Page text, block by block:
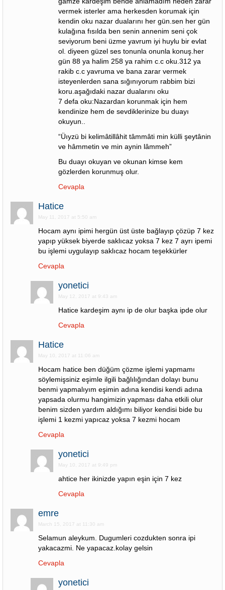
vermek isterler ama herkesden korumak için
kendin oku nazar dualarını her gün.sen her gün
kulağına fısılda ben senin annenim seni çok
seviyorum beni üzme yavrum iyi huylu bir evlat
ol. diyeen güzel ses tonunla onunla konuş.her
gün 88 ya halim 258 ya rahim c.c oku.312 ya
rakib c.c yavruma ve bana zarar vermek
isteyenlerden sana sığınıyorum rabbim bizi
koru.aşağıdaki nazar dualarını oku
7 defa oku:Nazardan korunmak için hem
kendinize hem de sevdiklerinize bu duayı
okuyun..
“Üıyzü bi kelimâtillâhit tâmmâti min külli şeytânin
ve hâmmetin ve min aynin lâmmeh”
Bu duayı okuyan ve okunan kimse kem
gözlerden korunmuş olur.
Cevapla
Hatice
May 11, 2017 at 5:50 am
Hocam aynı ipimi hergün üst üste bağlayıp çözüp 7 kez
yapıp yüksek biyerde saklıcaz yoksa 7 kez 7 ayrı ipemi
bu işlemi uygulayıp saklıcaz hocam teşekkürler
Cevapla
yonetici
May 12, 2017 at 9:43 am
Hatice kardeşim aynı ip de olur başka ipde olur
Cevapla
Hatice
May 10, 2017 at 11:06 am
Hocam hatice ben düğüm çözme işlemi yapmamı
söylemişsiniz eşimle ilgili bağlılığından dolayı bunu
benmi yapmalıyım eşimin adına kendisi kendi adına
yapsada olurmu hangimizin yapması daha etkili olur
benim sizden yardım aldığımı biliyor kendisi bide bu
işlemi 1 kezmi yapıcaz yoksa 7 kezmi hocam
Cevapla
yonetici
May 10, 2017 at 9:49 pm
ahtice her ikinizde yapın eşin için 7 kez
Cevapla
emre
March 15, 2017 at 11:30 am
Selamun aleykum. Dugumleri cozdukten sonra ipi
yakacazmi. Ne yapacaz.kolay gelsin
Cevapla
yonetici